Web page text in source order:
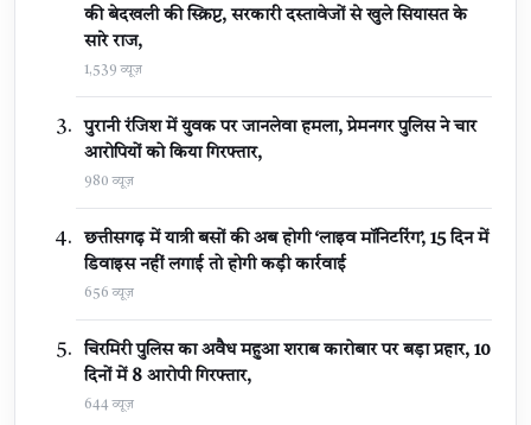
की बेदखली की स्क्रिप्ट, सरकारी दस्तावेजों से खुले सियासत के
सारे राज,
1,539 व्यूज़
पुरानी रंजिश में युवक पर जानलेवा हमला, प्रेमनगर पुलिस ने चार
आरोपियों को किया गिरफ्तार,
980 व्यूज़
छत्तीसगढ़ में यात्री बसों की अब होगी ‘लाइव मॉनिटरिंग’, 15 दिन में
डिवाइस नहीं लगाई तो होगी कड़ी कार्रवाई
656 व्यूज़
चिरमिरी पुलिस का अवैध महुआ शराब कारोबार पर बड़ा प्रहार, 10
दिनों में 8 आरोपी गिरफ्तार,
644 व्यूज़